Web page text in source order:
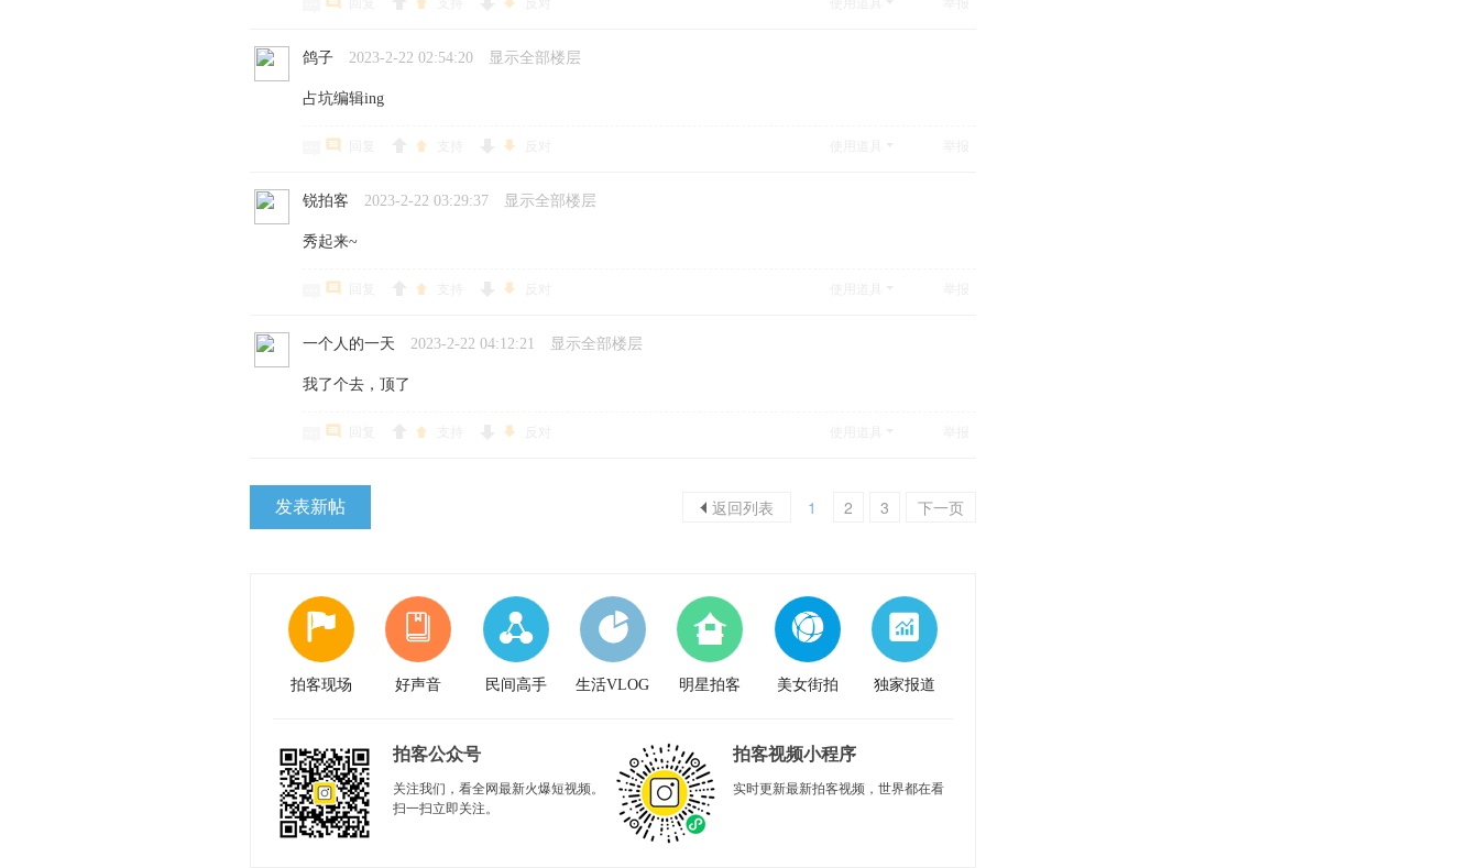
鸽子 2023-2-22 02:54:20 显示全部楼层
占坑编辑ing
锐拍客 2023-2-22 03:29:37 显示全部楼层
秀起来~
一个人的一天 2023-2-22 04:12:21 显示全部楼层
我了个去，顶了
发表新帖 1 2 3 下一页
返回列表
拍客现场 好声音 民间高手 生活VLOG 明星拍客 美女街拍 独家报道
拍客公众号
关注我们，看全网最新火爆短视频。
扫一扫立即关注。
拍客视频小程序
实时更新最新拍客视频，世界都在看